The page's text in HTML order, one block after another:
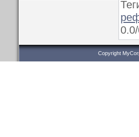
0.0/
Copyright